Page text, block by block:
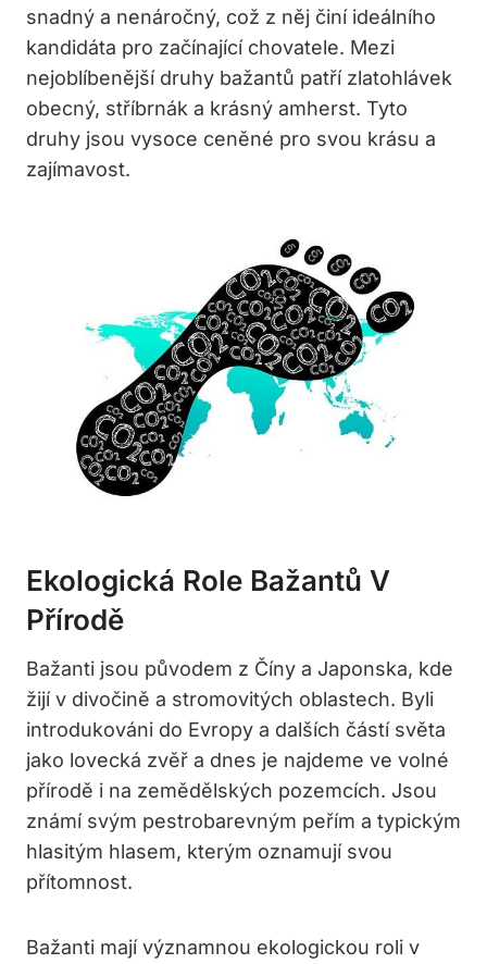
snadný a nenáročný, což z něj činí ideálního
kandidáta pro začínající chovatele. Mezi
nejoblíbenější druhy bažantů patří zlatohlávek
obecný, stříbrnák a krásný amherst. Tyto
druhy jsou vysoce ceněné pro svou krásu a
zajímavost.
Ekologická Role Bažantů V
Přírodě
Bažanti jsou původem z Číny a Japonska, kde
žijí v divočině a stromovitých oblastech. Byli
introdukováni do Evropy a dalších částí světa
jako lovecká zvěř a dnes je najdeme ve volné
přírodě i na zemědělských pozemcích. Jsou
známí svým pestrobarevným peřím a typickým
hlasitým hlasem, kterým oznamují svou
přítomnost.
Bažanti mají významnou ekologickou roli v